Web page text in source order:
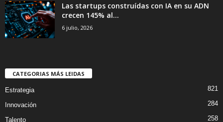
Las startups construídas con IA en su ADN
crecen 145% al...
6 julio, 2026
CATEGORIAS MÁS LEIDAS
Estrategia 821
Innovación 284
Talento 258